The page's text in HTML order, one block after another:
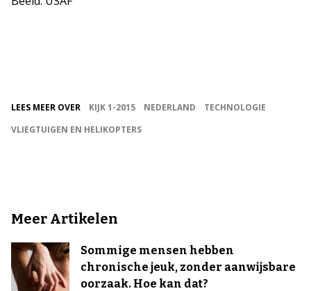
LEES MEER OVER KIJK 1-2015 NEDERLAND
TECHNOLOGIE
VLIEGTUIGEN EN HELIKOPTERS
Meer Artikelen
Sommige mensen hebben
chronische jeuk, zonder aanwijsbare
oorzaak. Hoe kan dat?